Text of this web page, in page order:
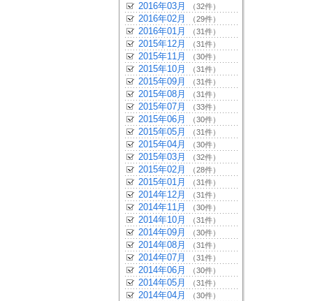
2016年03月 （32件）
2016年02月 （29件）
2016年01月 （31件）
2015年12月 （31件）
2015年11月 （30件）
2015年10月 （31件）
2015年09月 （31件）
2015年08月 （31件）
2015年07月 （33件）
2015年06月 （30件）
2015年05月 （31件）
2015年04月 （30件）
2015年03月 （32件）
2015年02月 （28件）
2015年01月 （31件）
2014年12月 （31件）
2014年11月 （30件）
2014年10月 （31件）
2014年09月 （30件）
2014年08月 （31件）
2014年07月 （31件）
2014年06月 （30件）
2014年05月 （31件）
2014年04月 （30件）